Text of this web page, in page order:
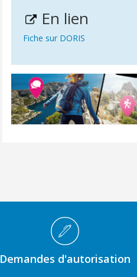
En lien
Fiche sur DORIS
Demandes d'autorisation